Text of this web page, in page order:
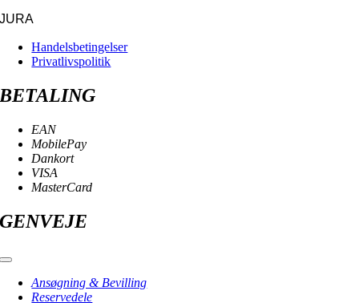
JURA
Handelsbetingelser
Privatlivspolitik
BETALING
EAN
MobilePay
Dankort
VISA
MasterCard
GENVEJE
Toggle
NavigationAnsøgning & Bevilling
Reservedele